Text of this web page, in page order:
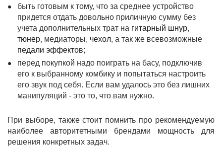
быть готовым к тому, что за среднее устройство
придется отдать довольно приличную сумму без
учета дополнительных трат на гитарный шнур,
тюнер, медиаторы, чехол, а так же всевозможные
педали эффектов;
перед покупкой надо поиграть на басу, подключив
его к выбранному комбику и попытаться настроить
его звук под себя. Если вам удалось это без лишних
манипуляций - это то, что вам нужно.
При выборе, также стоит помнить про рекомендуемую
наиболее авторитетными брендами мощность для
решения конкретных задач.